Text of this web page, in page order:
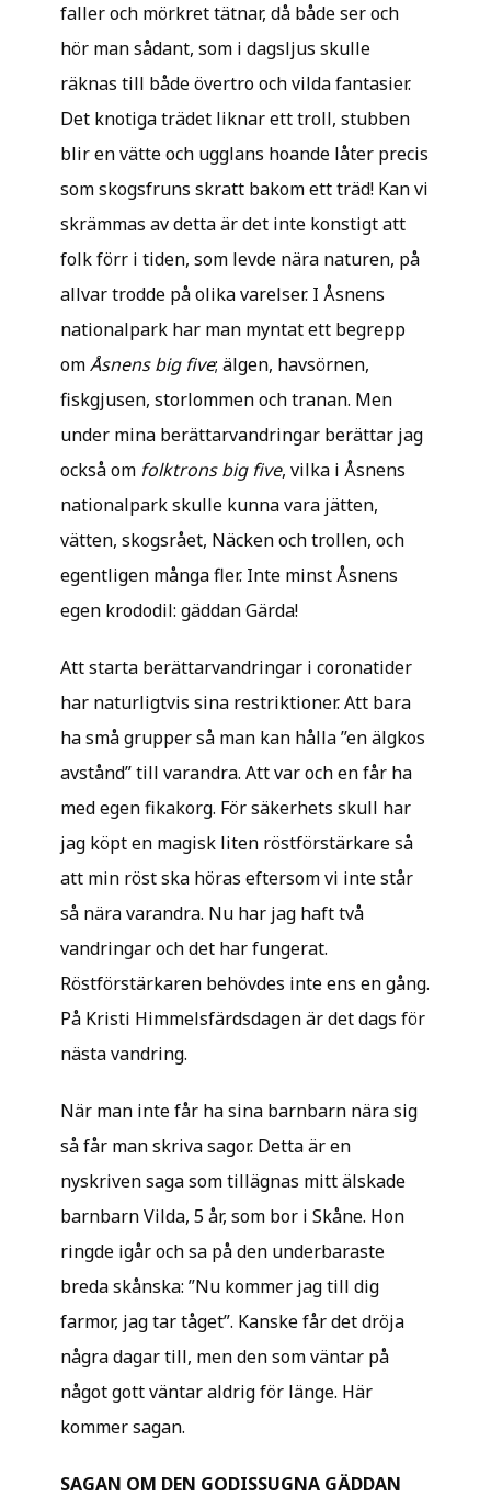
faller och mörkret tätnar, då både ser och
hör man sådant, som i dagsljus skulle
räknas till både övertro och vilda fantasier.
Det knotiga trädet liknar ett troll, stubben
blir en vätte och ugglans hoande låter precis
som skogsfruns skratt bakom ett träd! Kan vi
skrämmas av detta är det inte konstigt att
folk förr i tiden, som levde nära naturen, på
allvar trodde på olika varelser. I Åsnens
nationalpark har man myntat ett begrepp
omÅsnens big five; älgen, havsörnen,
fiskgjusen, storlommen och tranan. Men
under mina berättarvandringar berättar jag
också om folktrons big five, vilka i Åsnens
nationalpark skulle kunna vara jätten,
vätten, skogsrået, Näcken och trollen, och
egentligen många fler. Inte minst Åsnens
egen krododil: gäddan Gärda!
Att starta berättarvandringar i coronatider
har naturligtvis sina restriktioner. Att bara
ha små grupper så man kan hålla ”en älgkos
avstånd” till varandra. Att var och en får ha
med egen fikakorg. För säkerhets skull har
jag köpt en magisk liten röstförstärkare så
att min röst ska höras eftersom vi inte står
så nära varandra. Nu har jag haft två
vandringar och det har fungerat.
Röstförstärkaren behövdes inte ens en gång.
På Kristi Himmelsfärdsdagen är det dags för
nästa vandring.
När man inte får ha sina barnbarn nära sig
så får man skriva sagor. Detta är en
nyskriven saga som tillägnas mitt älskade
barnbarn Vilda, 5 år, som bor i Skåne. Hon
ringde igår och sa på den underbaraste
breda skånska: ”Nu kommer jag till dig
farmor, jag tar tåget”. Kanske får det dröja
några dagar till, men den som väntar på
något gott väntar aldrig för länge. Här
kommer sagan.
SAGAN OM DEN GODISSUGNA GÄDDAN